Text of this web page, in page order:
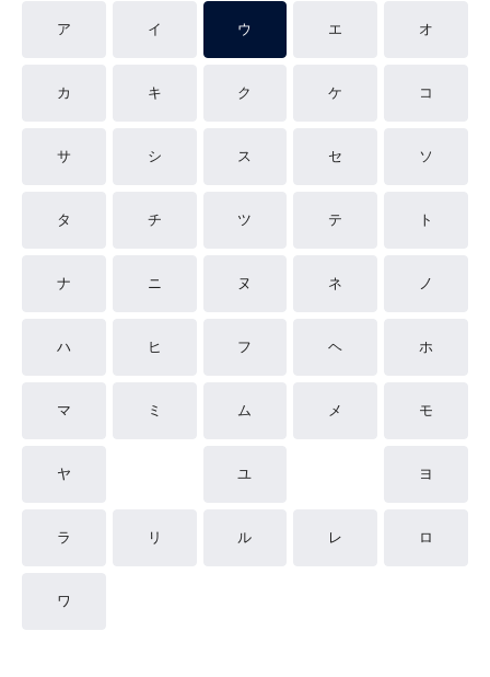
ア イ ウ エ オ
カ キ ク ケ コ
サ シ ス セ ソ
タ チ ツ テ ト
ナ ニ ヌ ネ ノ
ハ ヒ フ ヘ ホ
マ ミ ム メ モ
ヤ ユ ヨ
ラ リ ル レ ロ
ワ